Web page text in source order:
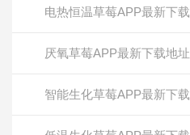
厌氧草莓APP最新下载地址